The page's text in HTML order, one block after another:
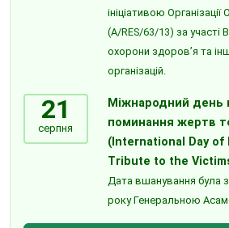
ініціативою Організації
(A/RES/63/13) за участі
охорони здоров’я та
організацій.
21
серпня
Міжнародний день
поминання жертв
(International Day of
Tribute to the
Дата вшанування була
року Генеральною